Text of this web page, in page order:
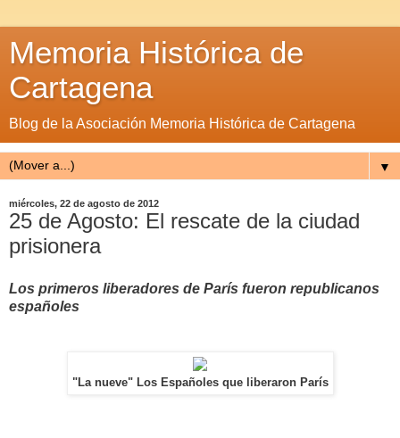
Memoria Histórica de
Cartagena
Blog de la Asociación Memoria Histórica de Cartagena
▼
miércoles, 22 de agosto de 2012
25 de Agosto: El rescate de la ciudad
prisionera
Los primeros liberadores de París fueron republicanos
españoles
"La nueve" Los Españoles que liberaron París